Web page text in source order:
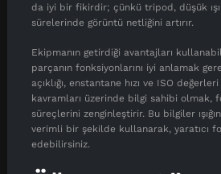
da iyi bir fikirdir; çünkü tripod, düşük
sürelerinde görüntü netliğini artırır.
Ekipmanın getirdiği avantajları
parçanın fonksiyonlarını iyi anlamak
açıklığı, enstantane hızı ve ISO
kavramları üzerinde bilgi sahibi olmak,
süreçlerini zenginleştirir. Bu bilgiler
verimli bir şekilde kullanarak, yaratıcı
edebilirsiniz.